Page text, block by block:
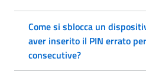
Come si sblocca un
aver inserito il PIN errato
consecutive?